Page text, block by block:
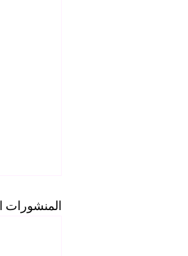
المنشورات